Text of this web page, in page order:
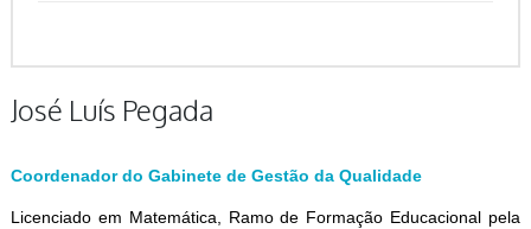
José Luís Pegada
Coordenador do Gabinete de Gestão da Qualidade
Licenciado em Matemática, Ramo de Formação Educacional pela